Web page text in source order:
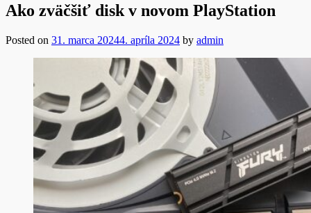
Ako zväčšiť disk v novom PlayStation
Posted on 31. marca 20244. apríla 2024 by admin